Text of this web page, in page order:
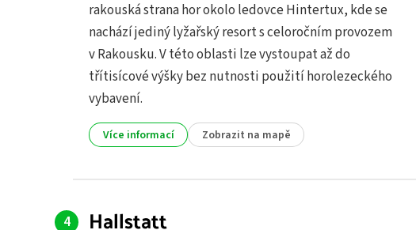
rakouská strana hor okolo ledovce Hintertux, kde se
nachází jediný lyžařský resort s celoročním provozem
v Rakousku. V této oblasti lze vystoupat až do
třítisícové výšky bez nutnosti použití horolezeckého
vybavení.
Více informací Zobrazit na mapě
Hallstatt